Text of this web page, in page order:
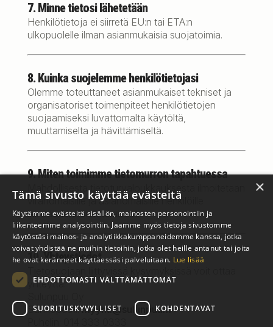
7. Minne tietosi lähetetään
Henkilötietoja ei siirretä EU:n tai ETA:n
ulkopuolelle ilman asianmukaisia suojatoimia.
8. Kuinka suojelemme henkilötietojasi
Olemme toteuttaneet asianmukaiset tekniset ja
organisatoriset toimenpiteet henkilötietojen
suojaamiseksi luvattomalta käytöltä,
muuttamiselta ja hävittämiseltä.
9. Miten toimimme tietomurron tapahtuessa
Mahdollisesta tietoturvaloukkauksesta ilmoitetaan
viranomaisille ja asianomaisille henkilöille
lainsäädännön mukaisesti.
10. Yhteystiedot
yhteyttä:
Sähköposti:myynti@sulunpuu.fi
×
Tämä sivusto käyttää evästeitä
Käytämme evästeitä sisällön, mainosten personointiin ja
liikenteemme analysointiin. Jaamme myös tietoja sivustomme
käytöstäsi mainos- ja analytiikkakumppaneidemme kanssa, jotka
voivat yhdistää ne muihin tietoihin, jotka olet heille antanut tai joita
he ovat keränneet käyttäessäsi palveluitaan. Lue lisää
EHDOTTOMASTI VÄLTTÄMÄTTÖMÄT
SUORITUSKYVYLLISET KOHDENTAVAT